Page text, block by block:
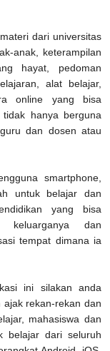
dari universitas
anak, keterampilan
hayat, pedoman
alat belajar,
online yang bisa
hanya berguna
dan dosen atau
smartphone,
untuk belajar dan
yang bisa
keluarganya dan
tempat dimana ia
ini silakan anda
ajak rekan-rekan dan
mahasiswa dan
belajar dari seluruh